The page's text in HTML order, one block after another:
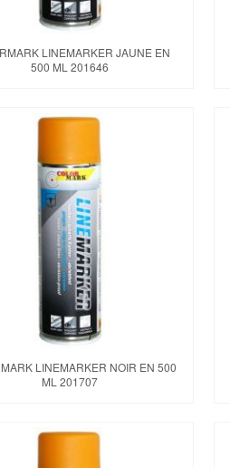
LINEMARKER JAUNE EN
500 ML 201646
LINEMARKER NOIR EN 500
ML 201707